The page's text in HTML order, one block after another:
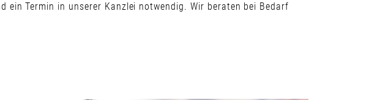
Termin in unserer Kanzlei notwendig. Wir beraten bei Bedarf